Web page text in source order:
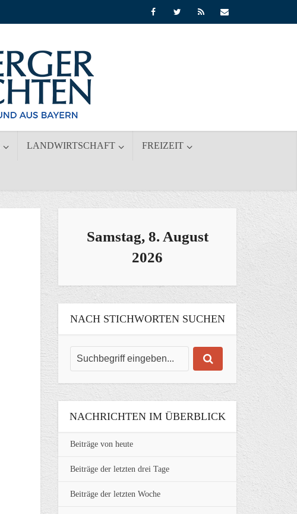
LANDWIRTSCHAFT FREIZEIT
Samstag, 8. August
2026
NACH STICHWORTEN SUCHEN
NACHRICHTEN IM ÜBERBLICK
Beiträge von heute
Beiträge der letzten drei Tage
Beiträge der letzten Woche